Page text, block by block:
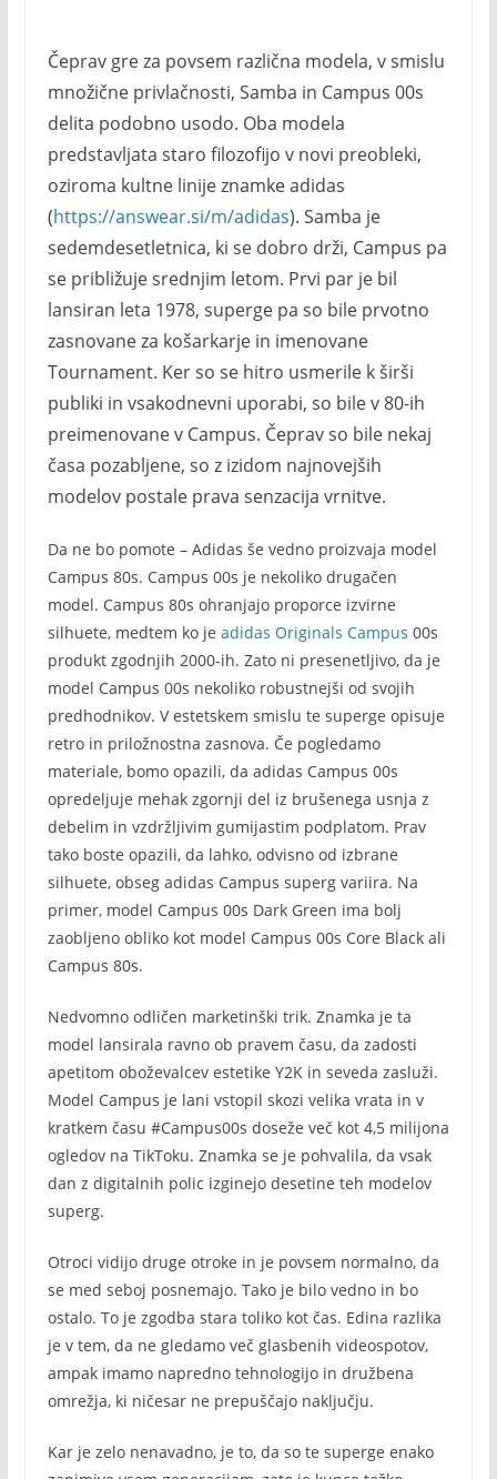
Čeprav gre za povsem različna modela, v smislu
množične privlačnosti, Samba in Campus 00s
delita podobno usodo. Oba modela
predstavljata staro filozofijo v novi preobleki,
oziroma kultne linije znamke adidas
(https://answear.si/m/adidas). Samba je
sedemdesetletnica, ki se dobro drži, Campus pa
se približuje srednjim letom. Prvi par je bil
lansiran leta 1978, superge pa so bile prvotno
zasnovane za košarkarje in imenovane
Tournament. Ker so se hitro usmerile k širši
publiki in vsakodnevni uporabi, so bile v 80-ih
preimenovane v Campus. Čeprav so bile nekaj
časa pozabljene, so z izidom najnovejših
modelov postale prava senzacija vrnitve.
Da ne bo pomote – Adidas še vedno proizvaja model
Campus 80s. Campus 00s je nekoliko drugačen
model. Campus 80s ohranjajo proporce izvirne
silhuete, medtem ko je adidas Originals Campus 00s
produkt zgodnjih 2000-ih. Zato ni presenetljivo, da je
model Campus 00s nekoliko robustnejši od svojih
predhodnikov. V estetskem smislu te superge opisuje
retro in priložnostna zasnova. Če pogledamo
materiale, bomo opazili, da adidas Campus 00s
opredeljuje mehak zgornji del iz brušenega usnja z
debelim in vzdržljivim gumijastim podplatom. Prav
tako boste opazili, da lahko, odvisno od izbrane
silhuete, obseg adidas Campus superg variira. Na
primer, model Campus 00s Dark Green ima bolj
zaobljeno obliko kot model Campus 00s Core Black ali
Campus 80s.
Nedvomno odličen marketinški trik. Znamka je ta
model lansirala ravno ob pravem času, da zadosti
apetitom oboževalcev estetike Y2K in seveda zasluži.
Model Campus je lani vstopil skozi velika vrata in v
kratkem času #Campus00s doseže več kot 4,5 milijona
ogledov na TikToku. Znamka se je pohvalila, da vsak
dan z digitalnih polic izginejo desetine teh modelov
superg.
Otroci vidijo druge otroke in je povsem normalno, da
se med seboj posnemajo. Tako je bilo vedno in bo
ostalo. To je zgodba stara toliko kot čas. Edina razlika
je v tem, da ne gledamo več glasbenih videospotov,
ampak imamo napredno tehnologijo in družbena
omrežja, ki ničesar ne prepuščajo naključju.
Kar je zelo nenavadno, je to, da so te superge enako